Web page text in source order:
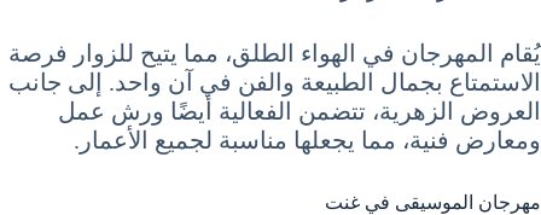
يُقام المهرجان في الهواء الطلق، مما يتيح للزوار فرصة
الاستمتاع بجمال الطبيعة والفن في آن واحد. إلى جانب
العروض الزهرية، تتضمن الفعالية أيضًا ورش عمل
ومعارض فنية، مما يجعلها مناسبة لجميع الأعمار.
مهرجان الموسيقى في غنت